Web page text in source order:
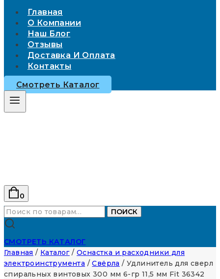
Главная
О Компании
Наш Блог
Отзывы
Доставка И Оплата
Контакты
Смотреть Каталог
0
Искать:
ПОИСК
СМОТРЕТЬ КАТАЛОГ
Главная / Каталог / Оснастка и расходники для
электроинструмента / Свёрла / Удлинитель для сверл
спиральных винтовых 300 мм 6-гр 11,5 мм Fit 36342